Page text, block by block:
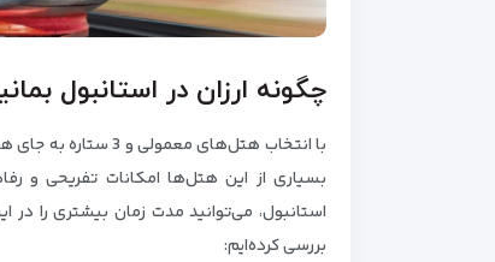
چگونه ارزان در استانبول
با انتخاب هتل‌های
بسیاری از این هتل‌ها امکانات تفریحی و
استانبول، می‌توانید مدت زمان بیشتری را در
بررسی کرده‌ایم: